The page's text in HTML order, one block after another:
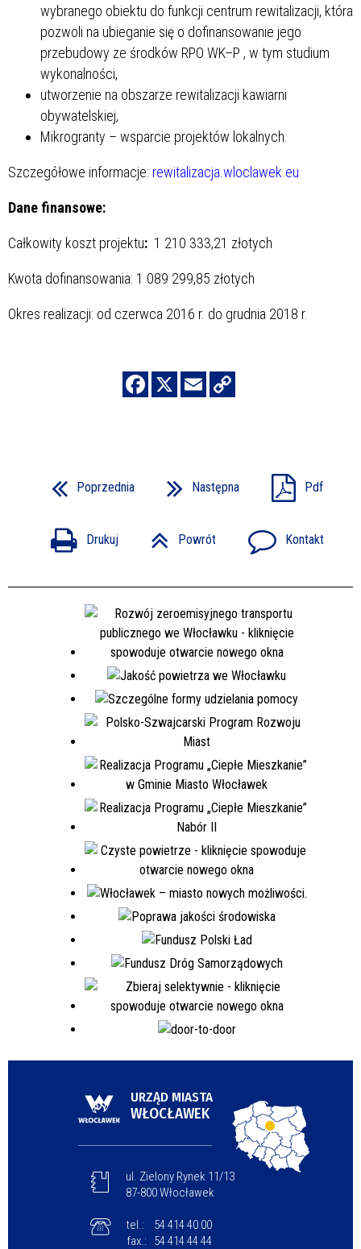
wybranego obiektu do funkcji centrum rewitalizacji, która
pozwoli na ubieganie się o dofinansowanie jego
przebudowy ze środków RPO WK–P , w tym studium
wykonalności,
utworzenie na obszarze rewitalizacji kawiarni
obywatelskiej,
Mikrogranty – wsparcie projektów lokalnych.
Szczegółowe informacje: rewitalizacja.wloclawek.eu
Dane finansowe:
Całkowity koszt projektu: 1 210 333,21 złotych
Kwota dofinansowania: 1 089 299,85 złotych
Okres realizacji: od czerwca 2016 r. do grudnia 2018 r.
Poprzednia Następna Pdf
Drukuj Powrót Kontakt
URZĄD MIASTA
WŁOCŁAWEK
ul. Zielony Rynek 11/13
87-800 Włocławek
tel.:
54 414 40 00
fax.:
54 414 44 44